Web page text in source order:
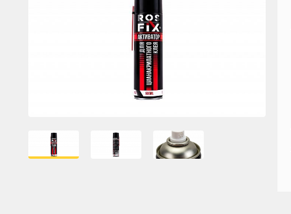
Самоклеящиеся плёнки
Листовые материалы
Клей, скотчи и крепёж
Мобильные конструкции и
Сублимация и термотрансфер